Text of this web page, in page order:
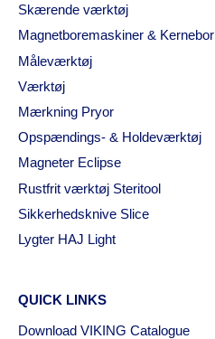
Skærende værktøj
Magnetboremaskiner & Kernebor
Måleværktøj
Værktøj
Mærkning Pryor
Opspændings- & Holdeværktøj
Magneter Eclipse
Rustfrit værktøj Steritool
Sikkerhedsknive Slice
Lygter HAJ Light
QUICK LINKS
Download VIKING Catalogue